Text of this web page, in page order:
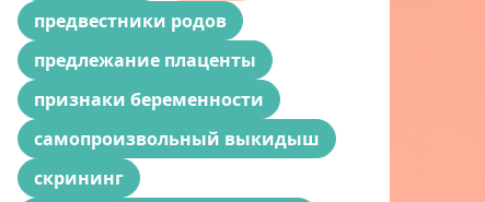
предвестники родов
предлежание плаценты
признаки беременности
самопроизвольный выкидыш
скрининг